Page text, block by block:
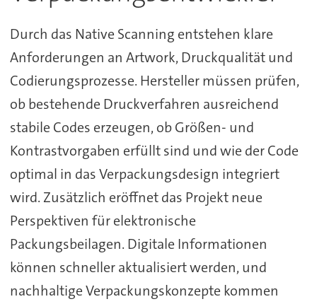
Durch das Native Scanning entstehen klare
Anforderungen an Artwork, Druckqualität und
Codierungsprozesse. Hersteller müssen prüfen,
ob bestehende Druckverfahren ausreichend
stabile Codes erzeugen, ob Größen- und
Kontrastvorgaben erfüllt sind und wie der Code
optimal in das Verpackungsdesign integriert
wird. Zusätzlich eröffnet das Projekt neue
Perspektiven für elektronische
Packungsbeilagen. Digitale Informationen
können schneller aktualisiert werden, und
nachhaltige Verpackungskonzepte kommen